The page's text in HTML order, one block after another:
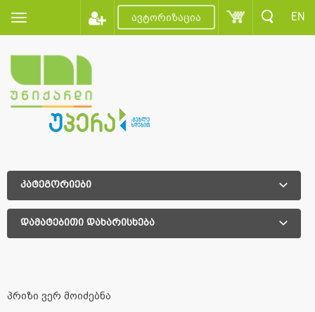
ავტორიზაცია EN
კატეგორიები
დამატებითი დახარისხება
პრიზი ვერ მოიძებნა